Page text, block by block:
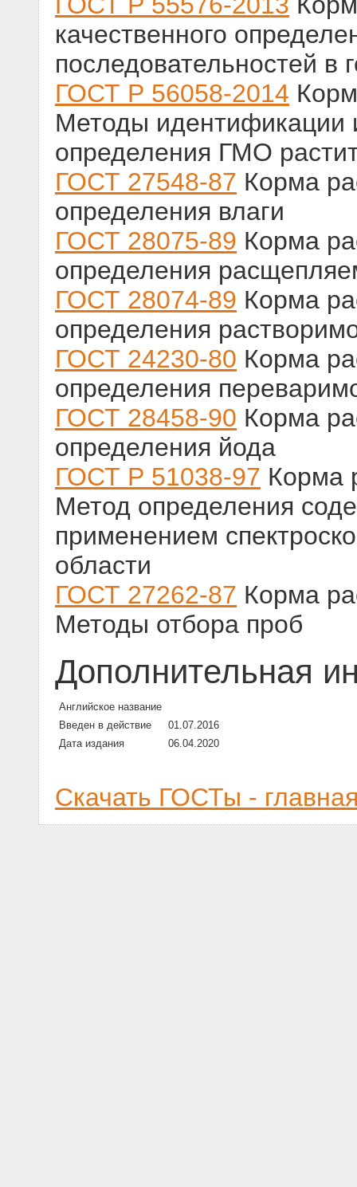
качественного
последовательностей в
ГОСТ Р 56058-2014
Методы идентификации
определения ГМО
ГОСТ 27548-87 Корма
определения влаги
ГОСТ 28075-89 Корма
определения
ГОСТ 28074-89 Корма
определения
ГОСТ 24230-80 Корма
определения
ГОСТ 28458-90 Корма
определения йода
ГОСТ Р 51038-97 Корма
Метод определения
применением
области
ГОСТ 27262-87 Корма
Методы отбора проб
Дополнительная
Английское название
Введен в действие
01.07.2016
Дата издания
06.04.2020
Скачать ГОСТы -